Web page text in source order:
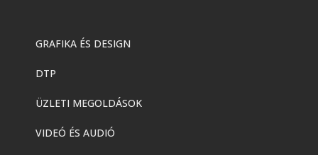
GRAFIKA ÉS DESIGN
DTP
ÜZLETI MEGOLDÁSOK
VIDEÓ ÉS AUDIÓ